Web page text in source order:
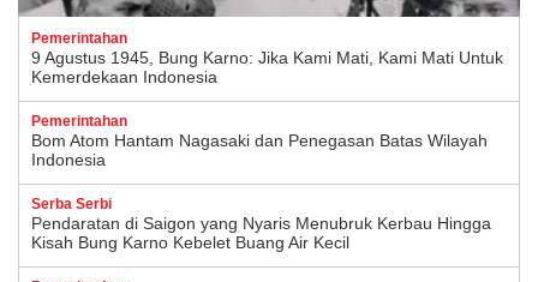
Pemerintahan
9 Agustus 1945, Bung Karno: Jika Kami Mati, Kami Mati Untuk
Kemerdekaan Indonesia
Pemerintahan
Bom Atom Hantam Nagasaki dan Penegasan Batas Wilayah
Indonesia
Serba Serbi
Pendaratan di Saigon yang Nyaris Menubruk Kerbau Hingga
Kisah Bung Karno Kebelet Buang Air Kecil